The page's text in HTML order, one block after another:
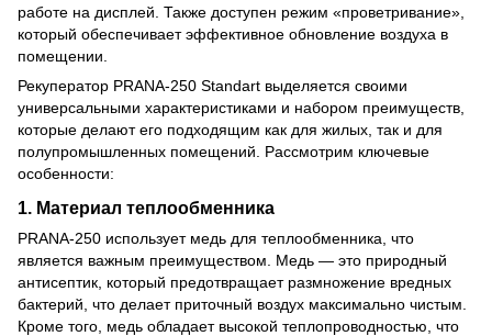
работе на дисплей. Также доступен режим «проветривание»,
который обеспечивает эффективное обновление воздуха в
помещении.
Рекуператор PRANA-250 Standart выделяется своими
универсальными характеристиками и набором преимуществ,
которые делают его подходящим как для жилых, так и для
полупромышленных помещений. Рассмотрим ключевые
особенности:
1. Материал теплообменника
PRANA-250 использует медь для теплообменника, что
является важным преимуществом. Медь — это природный
антисептик, который предотвращает размножение вредных
бактерий, что делает приточный воздух максимально чистым.
Кроме того, медь обладает высокой теплопроводностью, что